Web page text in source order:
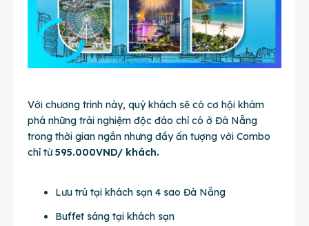
Với chương trình này, quý khách sẽ có cơ hội khám
phá những trải nghiệm độc đáo chỉ có ở Đà Nẵng
trong thời gian ngắn nhưng đầy ấn tượng với Combo
chỉ từ595.000VND/ khách.
Lưu trú tại khách sạn 4 sao Đà Nẵng
Buffet sáng tại khách sạn